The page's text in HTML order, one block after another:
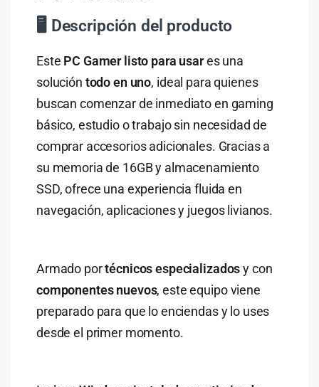
🖥️ Descripción del producto
Este PC Gamer listo para usares una
solución todo en uno, ideal para quienes
buscan comenzar de inmediato en gaming
básico, estudio o trabajo sin necesidad de
comprar accesorios adicionales. Gracias a
su memoria de 16GB y almacenamiento
SSD, ofrece una experiencia fluida en
navegación, aplicaciones y juegos livianos.
Armado portécnicos especializadosy con
componentes nuevos, este equipo viene
preparado para que lo enciendas y lo uses
desde el primer momento.